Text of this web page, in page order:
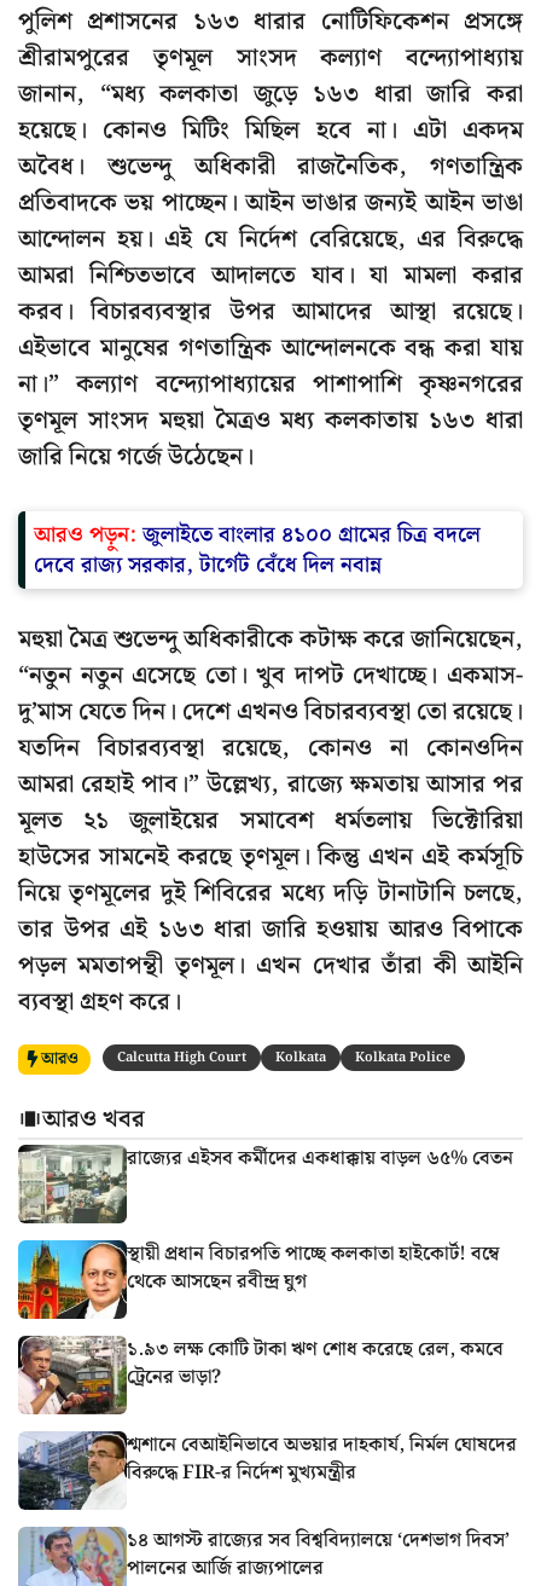
পুলিশ প্রশাসনের ১৬৩ ধারার নোটিফিকেশন প্রসঙ্গে
শ্রীরামপুরের তৃণমূল সাংসদ কল্যাণ বন্দ্যোপাধ্যায়
জানান, “মধ্য কলকাতা জুড়ে ১৬৩ ধারা জারি করা
হয়েছে। কোনও মিটিং মিছিল হবে না। এটা একদম
অবৈধ। শুভেন্দু অধিকারী রাজনৈতিক, গণতান্ত্রিক
প্রতিবাদকে ভয় পাচ্ছেন। আইন ভাঙার জন্যই আইন ভাঙা
আন্দোলন হয়। এই যে নির্দেশ বেরিয়েছে, এর বিরুদ্ধে
আমরা নিশ্চিতভাবে আদালতে যাব। যা মামলা করার
করব। বিচারব্যবস্থার উপর আমাদের আস্থা রয়েছে।
এইভাবে মানুষের গণতান্ত্রিক আন্দোলনকে বন্ধ করা যায়
না।” কল্যাণ বন্দ্যোপাধ্যায়ের পাশাপাশি কৃষ্ণনগরের
তৃণমূল সাংসদ মহুয়া মৈত্রও মধ্য কলকাতায় ১৬৩ ধারা
জারি নিয়ে গর্জে উঠেছেন।
আরও পড়ুন:জুলাইতে বাংলার ৪১০০ গ্রামের চিত্র বদলে
দেবে রাজ্য সরকার, টার্গেট বেঁধে দিল নবান্ন
মহুয়া মৈত্র শুভেন্দু অধিকারীকে কটাক্ষ করে জানিয়েছেন,
“নতুন নতুন এসেছে তো। খুব দাপট দেখাচ্ছে। একমাস-
দু’মাস যেতে দিন। দেশে এখনও বিচারব্যবস্থা তো রয়েছে।
যতদিন বিচারব্যবস্থা রয়েছে, কোনও না কোনওদিন
আমরা রেহাই পাব।” উল্লেখ্য, রাজ্যে ক্ষমতায় আসার পর
মূলত ২১ জুলাইয়ের সমাবেশ ধর্মতলায় ভিক্টোরিয়া
হাউসের সামনেই করছে তৃণমূল। কিন্তু এখন এই কর্মসূচি
নিয়ে তৃণমূলের দুই শিবিরের মধ্যে দড়ি টানাটানি চলছে,
তার উপর এই ১৬৩ ধারা জারি হওয়ায় আরও বিপাকে
পড়ল মমতাপন্থী তৃণমূল। এখন দেখার তাঁরা কী আইনি
ব্যবস্থা গ্রহণ করে।
আরও Calcutta High Court Kolkata Kolkata Police
আরও খবর
রাজ্যের এইসব কর্মীদের একধাক্কায় বাড়ল ৬৫% বেতন
স্থায়ী প্রধান বিচারপতি পাচ্ছে কলকাতা হাইকোর্ট! বম্বে
থেকে আসছেন রবীন্দ্র ঘুগ
১.৯৩ লক্ষ কোটি টাকা ঋণ শোধ করেছে রেল, কমবে
ট্রেনের ভাড়া?
শ্মশানে বেআইনিভাবে অভয়ার দাহকার্য, নির্মল ঘোষদের
বিরুদ্ধে FIR-র নির্দেশ মুখ্যমন্ত্রীর
১৪ আগস্ট রাজ্যের সব বিশ্ববিদ্যালয়ে ‘দেশভাগ দিবস’
পালনের আর্জি রাজ্যপালের